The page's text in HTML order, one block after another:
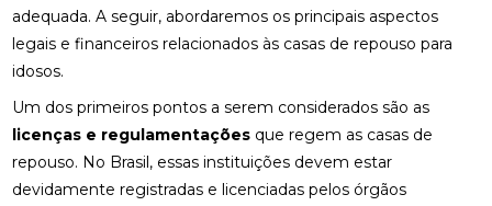
adequada. A seguir, abordaremos os principais aspectos
legais e financeiros relacionados às casas de repouso para
idosos.
Um dos primeiros pontos a serem considerados são as
licenças e regulamentações que regem as casas de
repouso. No Brasil, essas instituições devem estar
devidamente registradas e licenciadas pelos órgãos